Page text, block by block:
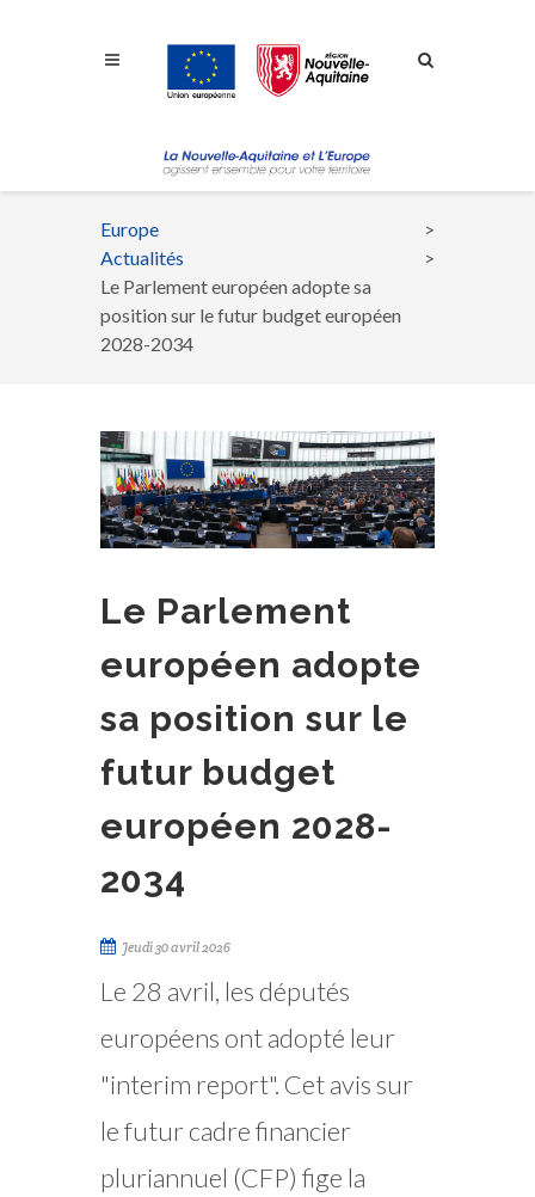
Fil
d'Ariane
Europe
Actualités
Le Parlement européen adopte sa
position sur le futur budget européen
2028-2034
Le Parlement
européen adopte
sa position sur le
futur budget
européen 2028-
2034
Jeudi 30 avril 2026
Le 28 avril, les députés
européens ont adopté leur
"interim report". Cet avis sur
le futur cadre financier
pluriannuel (CFP) fige la